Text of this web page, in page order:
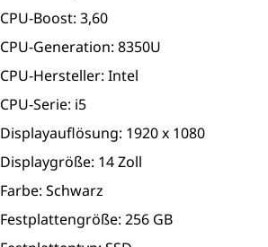
CPU-Boost: 3,60
CPU-Generation: 8350U
CPU-Hersteller: Intel
CPU-Serie: i5
Displayauflösung: 1920 x 1080
Displaygröße: 14 Zoll
Farbe: Schwarz
Festplattengröße: 256 GB